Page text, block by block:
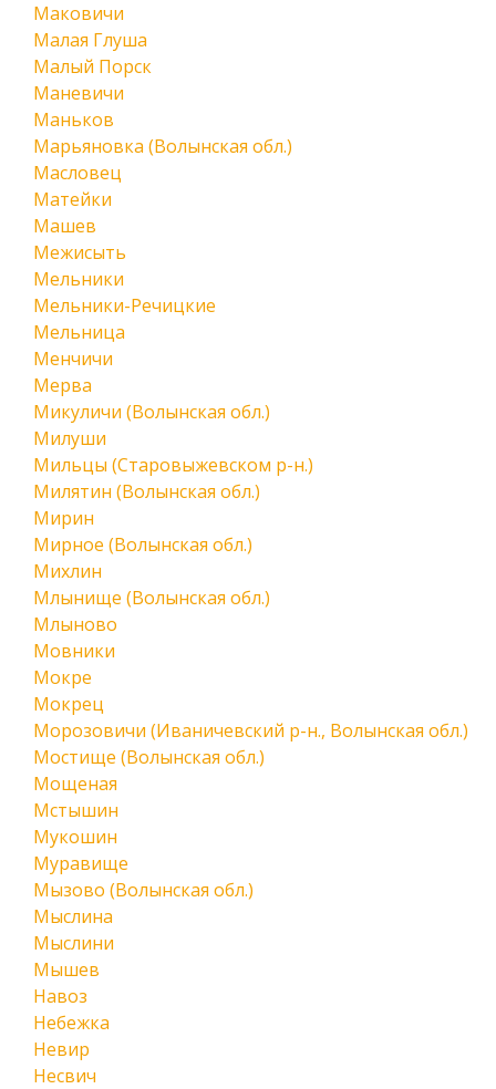
Маковичи
Малая Глуша
Малый Порск
Маневичи
Маньков
Марьяновка (Волынская обл.)
Масловец
Матейки
Машев
Межисыть
Мельники
Мельники-Речицкие
Мельница
Менчичи
Мерва
Микуличи (Волынская обл.)
Милуши
Мильцы (Старовыжевском р-н.)
Милятин (Волынская обл.)
Мирин
Мирное (Волынская обл.)
Михлин
Млынище (Волынская обл.)
Млыново
Мовники
Мокре
Мокрец
Морозовичи (Иваничевский р-н., Волынская обл.)
Мостище (Волынская обл.)
Мощеная
Мстышин
Мукошин
Муравище
Мызово (Волынская обл.)
Мыслина
Мыслини
Мышев
Навоз
Небежка
Невир
Несвич